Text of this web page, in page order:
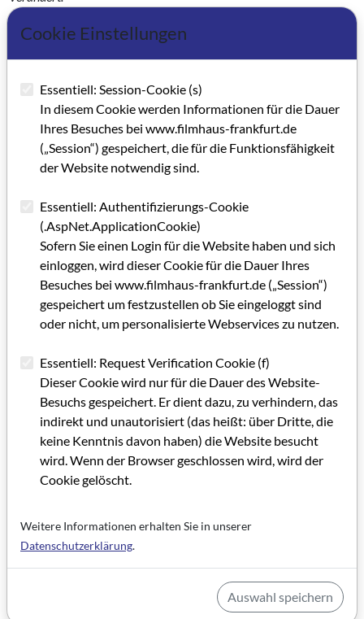
Kategorie: Hintergrundbericht (GRIP FORUM)
Schlagworte: Dreharbeiten, Schauspiel, Nachwuchs,
TV/Rundfunk, Spielfilm
Artikel im PDF aufrufen
Cookie Einstellungen
Essentiell: Session-Cookie (s)
In diesem Cookie werden Informationen für die Dauer
Ihres Besuches bei www.filmhaus-frankfurt.de
(„Session“) gespeichert, die für die Funktionsfähigkeit
der Website notwendig sind.
Essentiell: Authentifizierungs-Cookie
(.AspNet.ApplicationCookie)
Sofern Sie einen Login für die Website haben und sich
einloggen, wird dieser Cookie für die Dauer Ihres
Besuches bei www.filmhaus-frankfurt.de („Session“)
gespeichert um festzustellen ob Sie eingeloggt sind
oder nicht, um personalisierte Webservices zu nutzen.
Essentiell: Request Verification Cookie (f)
Dieser Cookie wird nur für die Dauer des Website-
Besuchs gespeichert. Er dient dazu, zu verhindern, das
indirekt und unautorisiert (das heißt: über Dritte, die
keine Kenntnis davon haben) die Website besucht
wird. Wenn der Browser geschlossen wird, wird der
Cookie gelöscht.
Weitere Informationen erhalten Sie in unserer
Datenschutzerklärung.
Auswahl speichern